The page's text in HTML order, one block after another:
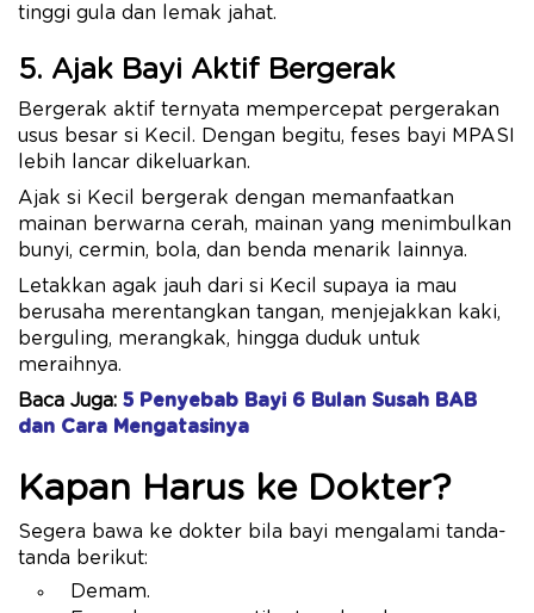
tinggi gula dan lemak jahat.
5. Ajak Bayi Aktif Bergerak
Bergerak aktif ternyata mempercepat pergerakan
usus besar si Kecil. Dengan begitu, feses bayi MPASI
lebih lancar dikeluarkan.
Ajak si Kecil bergerak dengan memanfaatkan
mainan berwarna cerah, mainan yang menimbulkan
bunyi, cermin, bola, dan benda menarik lainnya.
Letakkan agak jauh dari si Kecil supaya ia mau
berusaha merentangkan tangan, menjejakkan kaki,
berguling, merangkak, hingga duduk untuk
meraihnya.
Baca Juga: 5 Penyebab Bayi 6 Bulan Susah BAB
dan Cara Mengatasinya
Kapan Harus ke Dokter?
Segera bawa ke dokter bila bayi mengalami tanda-
tanda berikut:
Demam.